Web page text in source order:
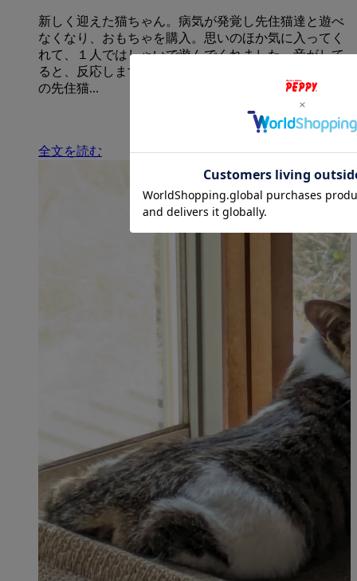
新しく迎えた猫ちゃん。病気が発覚し先住猫達と遊べ
なくなり、おもちゃを購入。思いのほか気に入ってく
れて、１人ではしゃいで遊んでくれました。音がして
ると、反応します。見ていて楽しくなります。まさか
の先住猫...
全文を読む